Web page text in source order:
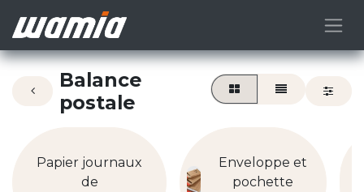
Balance
postale
Papier journaux
de
Enveloppe et
pochette